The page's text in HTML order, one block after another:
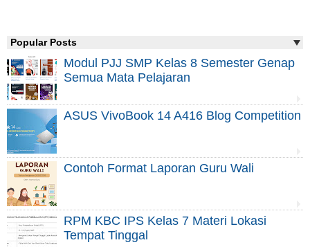
Popular Posts
Modul PJJ SMP Kelas 8 Semester Genap
Semua Mata Pelajaran
ASUS VivoBook 14 A416 Blog Competition
Contoh Format Laporan Guru Wali
RPM KBC IPS Kelas 7 Materi Lokasi
Tempat Tinggal